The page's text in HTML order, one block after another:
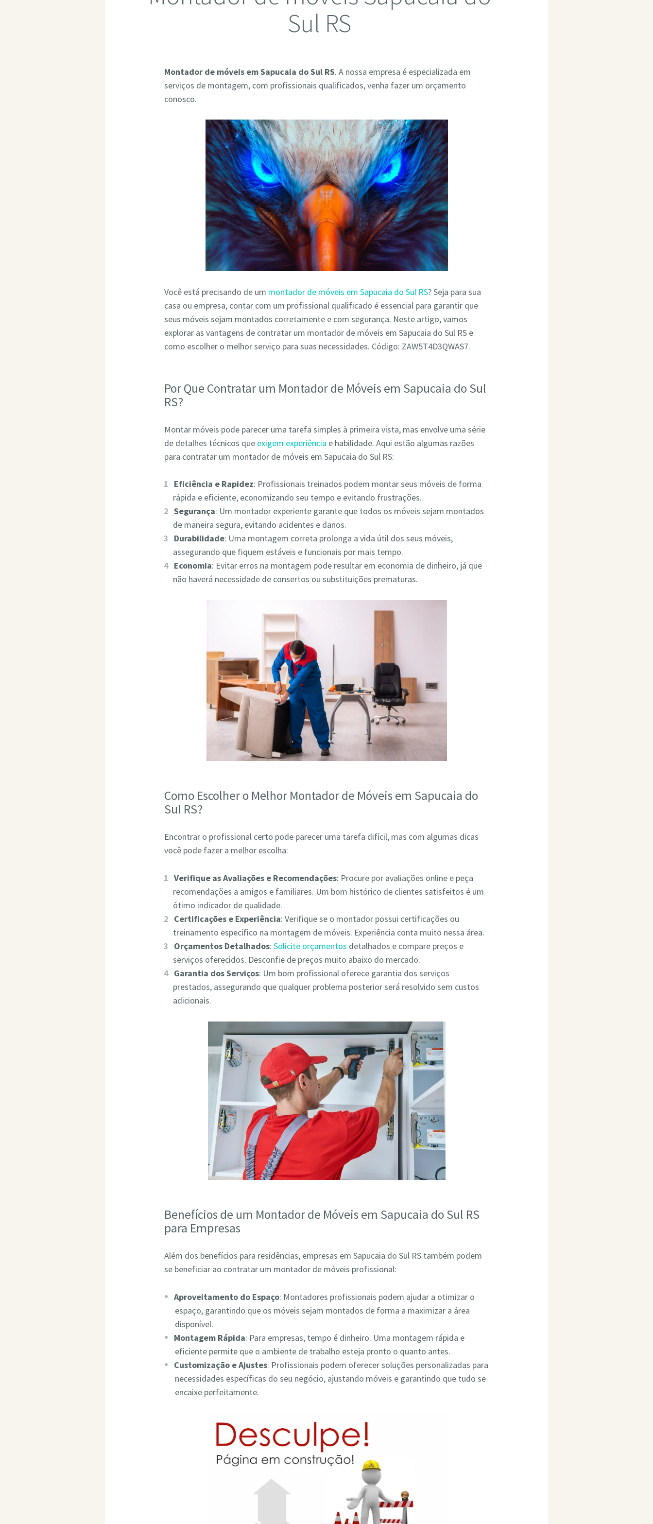
Sul RS
Montador de móveis em Sapucaia do Sul RS. A nossa empresa é especializada em
serviços de montagem, com profissionais qualificados, venha fazer um orçamento
conosco.
Você está precisando de um montador de móveis em Sapucaia do Sul RS? Seja para sua
casa ou empresa, contar com um profissional qualificado é essencial para garantir que
seus móveis sejam montados corretamente e com segurança. Neste artigo, vamos
explorar as vantagens de contratar um montador de móveis em Sapucaia do Sul RS e
como escolher o melhor serviço para suas necessidades. Código: ZAW5T4D3QWAS7.
Por Que Contratar um Montador de Móveis em Sapucaia do Sul
RS?
Montar móveis pode parecer uma tarefa simples à primeira vista, mas envolve uma série
de detalhes técnicos que exigem experiência e habilidade. Aqui estão algumas razões
para contratar um montador de móveis em Sapucaia do Sul RS:
Eficiência e Rapidez: Profissionais treinados podem montar seus móveis de forma
rápida e eficiente, economizando seu tempo e evitando frustrações.
Segurança: Um montador experiente garante que todos os móveis sejam montados
de maneira segura, evitando acidentes e danos.
Durabilidade: Uma montagem correta prolonga a vida útil dos seus móveis,
assegurando que fiquem estáveis e funcionais por mais tempo.
Economia: Evitar erros na montagem pode resultar em economia de dinheiro, já que
não haverá necessidade de consertos ou substituições prematuras.
Como Escolher o Melhor Montador de Móveis em Sapucaia do
Sul RS?
Encontrar o profissional certo pode parecer uma tarefa difícil, mas com algumas dicas
você pode fazer a melhor escolha:
Verifique as Avaliações e Recomendações: Procure por avaliações online e peça
recomendações a amigos e familiares. Um bom histórico de clientes satisfeitos é um
ótimo indicador de qualidade.
Certificações e Experiência: Verifique se o montador possui certificações ou
treinamento específico na montagem de móveis. Experiência conta muito nessa área.
Orçamentos Detalhados:Solicite orçamentos detalhados e compare preços e
serviços oferecidos. Desconfie de preços muito abaixo do mercado.
Garantia dos Serviços: Um bom profissional oferece garantia dos serviços
prestados, assegurando que qualquer problema posterior será resolvido sem custos
adicionais.
Benefícios de um Montador de Móveis em Sapucaia do Sul RS
para Empresas
Além dos benefícios para residências, empresas em Sapucaia do Sul RS também podem
se beneficiar ao contratar um montador de móveis profissional:
Aproveitamento do Espaço: Montadores profissionais podem ajudar a otimizar o
espaço, garantindo que os móveis sejam montados de forma a maximizar a área
disponível.
Montagem Rápida: Para empresas, tempo é dinheiro. Uma montagem rápida e
eficiente permite que o ambiente de trabalho esteja pronto o quanto antes.
Customização e Ajustes: Profissionais podem oferecer soluções personalizadas para
necessidades específicas do seu negócio, ajustando móveis e garantindo que tudo se
encaixe perfeitamente.